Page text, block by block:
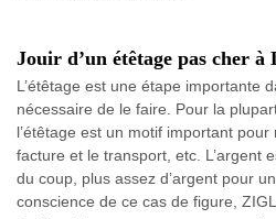
Jouir d’un étêtage pas cher à
L’étêtage est une étape importante
nécessaire de le faire. Pour la
l’étêtage est un motif important
facture et le transport, etc. L’argent
du coup, plus assez d’argent pour
conscience de ce cas de figure,